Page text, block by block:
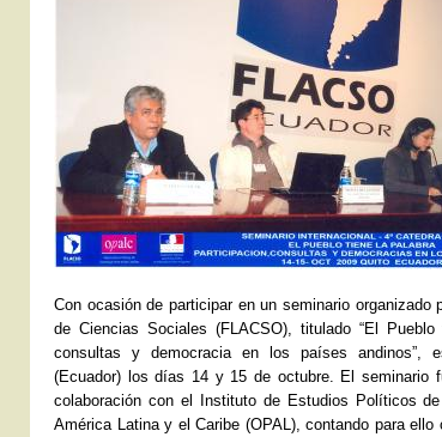
Con ocasión de participar en un seminario organizado
de Ciencias Sociales (FLACSO), titulado “El
consultas y democracia en los países andinos”,
(Ecuador) los días 14 y 15 de octubre. El seminario
colaboración con el Instituto de Estudios Políticos
América Latina y el Caribe (OPAL), contando para